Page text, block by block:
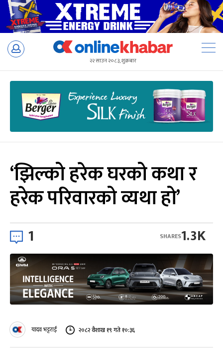
Skip
२२ साउन २०८३, शुक्रबार
‘झिल्को हरेक घरको कथा र
हरेक परिवारको व्यथा हो’
1 1.3K
SHARES
यादव भट्टराई २०८२ वैशाख १९ गते १०:३६